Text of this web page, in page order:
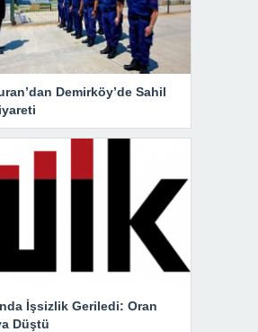
Demirköy’de Sahil
İşsizlik Geriledi: Oran
Düştü